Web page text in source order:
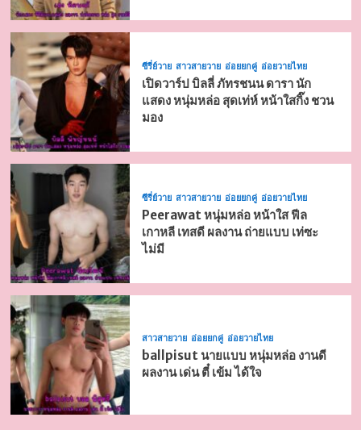
ซีรี่ย์วาย สาวสายวาย อ่อยยกคู่ อ่อยวายไทย
เปิดวาร์ป บิลลี่ ภัทรชนน ดารา นัก
แสดง หนุ่มหล่อ สุดเท่ห์ หน้าใสกิ๊ง ชวน
มอง
ซีรี่ย์วาย สาวสายวาย อ่อยยกคู่ อ่อยวายไทย
Peerawat หนุ่มหล่อ หน้าใส ฟีล
เกาหลี เทสดี ผลงาน ถ่ายแบบ เท่ซะ
ไม่มี
สาวสายวาย อ่อยยกคู่ อ่อยวายไทย
ballpisut นายแบบ หนุ่มหล่อ งานดี
ผลงาน เด่น ตี๋ เข้ม ได้ใจ